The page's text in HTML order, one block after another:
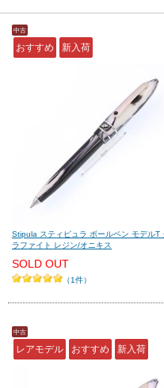
中古
おすすめ 新入荷
Stipula スティピュラ ボールペン モデルT
ラファイト レジン/オニキス
SOLD OUT
（1件）
中古
レアモデル おすすめ 新入荷
アウロラ(38)
(84)
ウォーターマン
シェーファー(10)
カランダッシュ